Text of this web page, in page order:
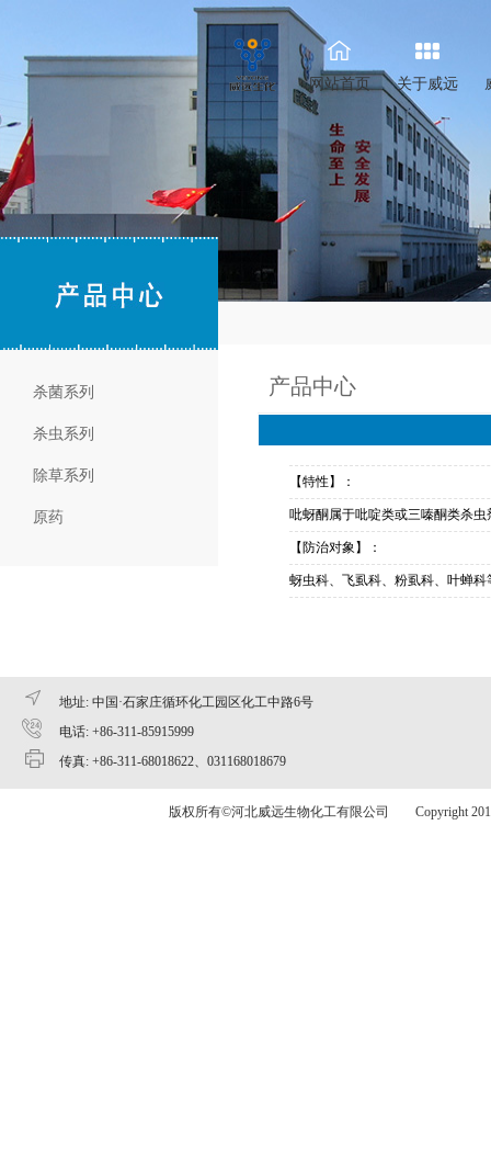
网站首页 关于威远
杀菌系列
杀虫系列
除草系列
原药
产品中心
【特性】：
吡蚜酮属于吡啶类或三嗪酮类杀
【防治对象】：
蚜虫科、飞虱科、粉虱科、叶蝉科
地址: 中国·石家庄循环化工园区化工中路6号
电话: +86-311-85915999
传真: +86-311-68018622、031168018679
版权所有©河北威远生物化工有限公司 Copyright